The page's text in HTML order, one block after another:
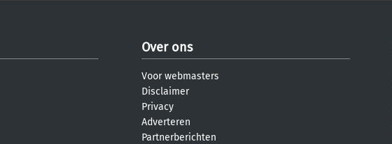
Over ons
Voor webmasters
Disclaimer
Privacy
Adverteren
Partnerberichten